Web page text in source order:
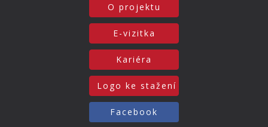
O projektu
E-vizitka
Kariéra
Logo ke stažení
Facebook